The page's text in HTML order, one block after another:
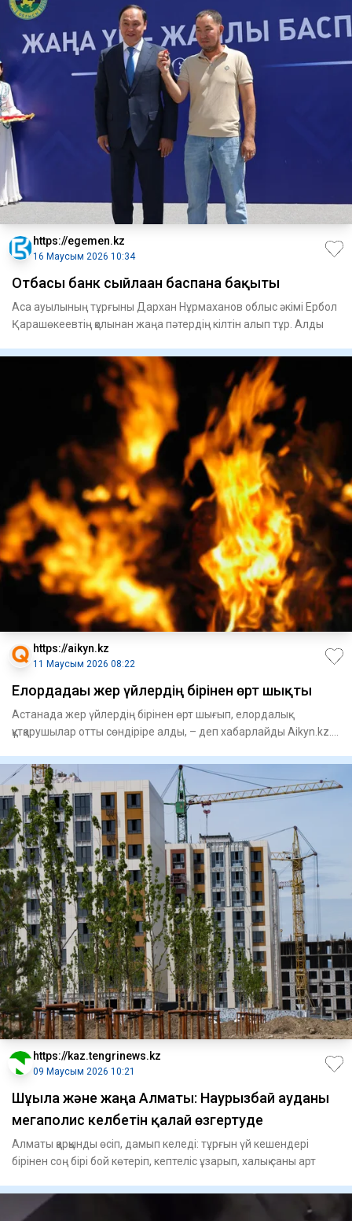
https://egemen.kz
16 Маусым 2026 10:34
Отбасы банк сыйлаған баспана бақыты
Аса ауылының тұрғыны Дархан Нұрмаханов облыс әкімі Ербол
Қарашөкеевтің қолынан жаңа пәтердің кілтін алып тұр. Алды
https://aikyn.kz
11 Маусым 2026 08:22
Елордадағы жер үйлердің бірінен өрт шықты
Астанада жер үйлердің бірінен өрт шығып, елордалық
құтқарушылар отты сөндіріре алды, – деп хабарлайды Aikyn.kz.
https://kaz.tengrinews.kz
09 Маусым 2026 10:21
Шұғыла және жаңа Алматы: Наурызбай ауданы
мегаполис келбетін қалай өзгертуде
Алматы қарқынды өсіп, дамып келеді: тұрғын үй кешендері
бірінен соң бірі бой көтеріп, кептеліс ұзарып, халық саны арт